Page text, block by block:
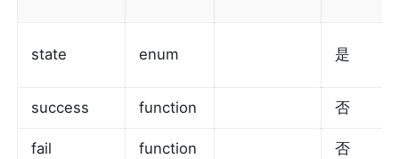
state enum 是
success function 否
fail function 否